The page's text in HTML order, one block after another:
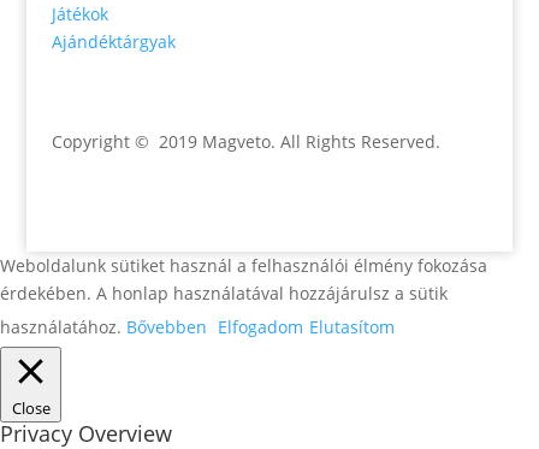
Játékok
Ajándéktárgyak
Copyright © 2019 Magveto. All Rights Reserved.
Weboldalunk sütiket használ a felhasználói élmény fokozása
érdekében. A honlap használatával hozzájárulsz a sütik
használatához. Bővebben Elfogadom Elutasítom
Close
Privacy Overview